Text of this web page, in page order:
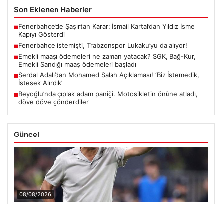
Son Eklenen Haberler
■Fenerbahçe’de Şaşırtan Karar: İsmail Kartal’dan Yıldız İsme
Kapıyı Gösterdi
■Fenerbahçe istemişti, Trabzonspor Lukaku’yu da alıyor!
■Emekli maaşı ödemeleri ne zaman yatacak? SGK, Bağ-Kur,
Emekli Sandığı maaş ödemeleri başladı
■Serdal Adalı’dan Mohamed Salah Açıklaması! ‘Biz İstemedik,
İstesek Alırdık’
■Beyoğlu’nda çıplak adam paniği. Motosikletin önüne atladı,
döve döve gönderdiler
Güncel
08/08/2026